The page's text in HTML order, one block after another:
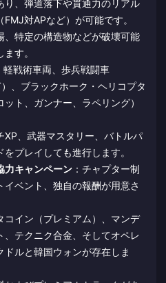
り、弾道落下や貫通力のリアル
対APなど）が可能です。
、特定の構造物などが破壊可能
す。
軽戦術車両、歩兵戦闘車
、ブラックホーク・ヘリコプタ
ト、ガンナー、ラペリング）
XP、武器マスタリー、バトルパ
プレイしても進行します。
力キャンペーン：チャプター制
ベント、独自の報酬が用意さ
コイン（プレミアム）、マンデ
、テクニク合金、そしてオペレ
ルと韓国ウォンが存在しま